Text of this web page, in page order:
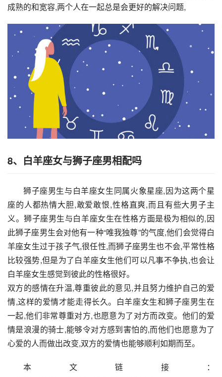
成熟的和宽容,两个人在一起总是会更好的解决问题,
8、白羊座女与狮子座男相配吗
狮子座男生与白羊座女生同属火象星座,因为这两个星
座的人都热情大胆,敢爱敢恨,性格直爽,而且有些大男子主
义。狮子座男生与白羊座女生在性格方面是极为相似的,因
此狮子座男生会对他有一种“唯我独尊”的气度,他们会觉得白
羊座女生过于孩子气,很任性,而狮子座男生也不会,平常性格
比较强势,但是为了白羊座女生他们可以凡事不争执,也会让
白羊座女生感觉到彼此的性格很好。
双方的感情在升温,尊重彼此的意见,并且努力维护自己的爱
情,这样的爱情才能走得长久。白羊座女生和狮子座男生在
一起,他们非常尊重对方,也愿意为了对方而改变。他们的爱
情是浪漫的骑士,能够令对方感到害怕的,而他们也愿意为了
心爱的人而做出改变,双方的爱情也能够顺利如期而至。
本文链接：